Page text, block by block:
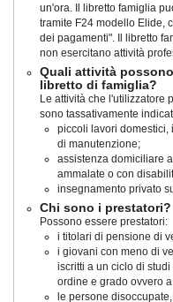
un'ora. Il libretto famiglia
tramite F24 modello Elide,
dei pagamenti". Il libretto
non esercitano attività
Quali attività
libretto di famiglia?
Le attività che l'utilizzatore
sono tassativamente
piccoli lavori
di manutenzione;
assistenza domiciliare
ammalate o con
insegnamento privato
Chi sono i prestatori?
Possono essere prestatori:
i titolari di pensione di
i giovani con meno di
iscritti a un ciclo di
ordine e grado ovvero
le persone